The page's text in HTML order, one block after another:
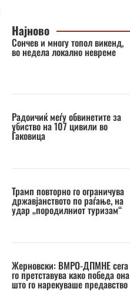
Најново
Сончев и многу топол викенд,
во недела локално невреме
Радоичиќ меѓу обвинетите за
убиство на 107 цивили во
Ѓаковица
Трамп повторно го ограничува
државјанството по раѓање, на
удар „породилниот туризам“
Жерновски: ВМРО-ДПМНЕ сега
го претставува како победа она
што го нарекуваше предавство